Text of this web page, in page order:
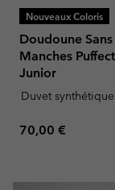
Nouveaux Coloris
Doudoune Sans
Manches
Junior
Duvet synthétique
Regular price:
70,00 €